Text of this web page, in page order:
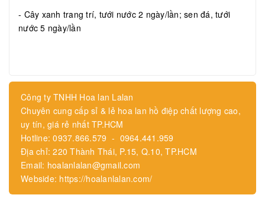
- Cây xanh trang trí, tưới nước 2 ngày/lần; sen đá, tưới
nước 5 ngày/lần
Công ty TNHH Hoa lan Lalan
Chuyên cung cấp sỉ & lẻ hoa lan hồ điệp chất lượng cao,
uy tín, giá rẻ nhất TP.HCM
Hotline: 0937.866.579 - 0964.441.959
Địa chỉ: 220 Thành Thái, P.15, Q.10, TP.HCM
Email: hoalanlalan@gmail.com
Webside: https://hoalanlalan.com/